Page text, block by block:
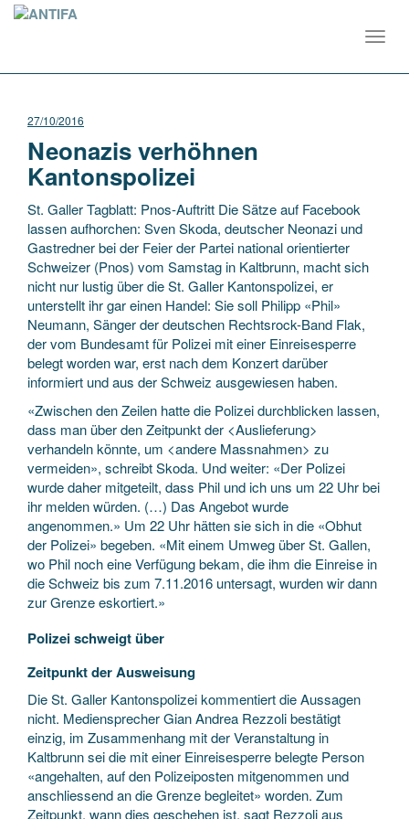
27/10/2016
Neonazis verhöhnen
Kantonspolizei
St. Galler Tagblatt: Pnos-Auftritt Die Sätze auf Facebook
lassen aufhorchen: Sven Skoda, deutscher Neonazi und
Gastredner bei der Feier der Partei national orientierter
Schweizer (Pnos) vom Samstag in Kaltbrunn, macht sich
nicht nur lustig über die St. Galler Kantonspolizei, er
unterstellt ihr gar einen Handel: Sie soll Philipp «Phil»
Neumann, Sänger der deutschen Rechtsrock-Band Flak,
der vom Bundesamt für Polizei mit einer Einreisesperre
belegt worden war, erst nach dem Konzert darüber
informiert und aus der Schweiz ausgewiesen haben.
«Zwischen den Zeilen hatte die Polizei durchblicken lassen,
dass man über den Zeitpunkt der <Auslieferung>
verhandeln könnte, um <andere Massnahmen> zu
vermeiden», schreibt Skoda. Und weiter: «Der Polizei
wurde daher mitgeteilt, dass Phil und ich uns um 22 Uhr bei
ihr melden würden. (…) Das Angebot wurde
angenommen.» Um 22 Uhr hätten sie sich in die «Obhut
der Polizei» begeben. «Mit einem Umweg über St. Gallen,
wo Phil noch eine Verfügung bekam, die ihm die Einreise in
die Schweiz bis zum 7.11.2016 untersagt, wurden wir dann
zur Grenze eskortiert.»
Polizei schweigt über
Zeitpunkt der Ausweisung
Die St. Galler Kantonspolizei kommentiert die Aussagen
nicht. Mediensprecher Gian Andrea Rezzoli bestätigt
einzig, im Zusammenhang mit der Veranstaltung in
Kaltbrunn sei die mit einer Einreisesperre belegte Person
«angehalten, auf den Polizeiposten mitgenommen und
anschliessend an die Grenze begleitet» worden. Zum
Zeitpunkt, wann dies geschehen ist, sagt Rezzoli aus